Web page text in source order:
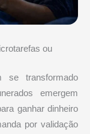
ou
transformado
emergem
ganhar dinheiro
por validação